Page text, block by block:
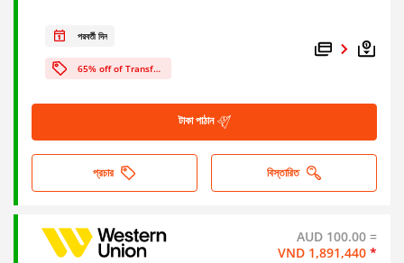
পরবর্তী দিন
65% off of Transfer Fees!
টাকা পাঠান
প্রচার বিস্তারিত
AUD 100.00 =
VND 1,891,440 *